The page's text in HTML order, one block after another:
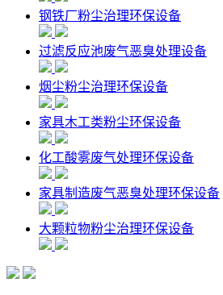
钢铁厂粉尘治理环保设备
过滤反应池废气恶臭处理设备
烟尘粉尘治理环保设备
家具木工类粉尘环保设备
化工酸雾废气处理环保设备
家具制造废气恶臭处理环保设备
大颗粒物粉尘治理环保设备